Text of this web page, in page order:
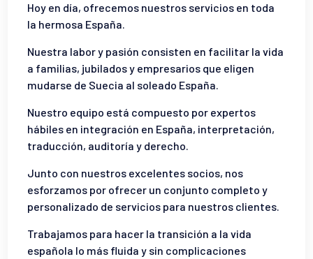
Hoy en día, ofrecemos nuestros servicios en toda
la hermosa España.
Nuestra labor y pasión consisten en facilitar la vida
a familias, jubilados y empresarios que eligen
mudarse de Suecia al soleado España.
Nuestro equipo está compuesto por expertos
hábiles en integración en España, interpretación,
traducción, auditoría y derecho.
Junto con nuestros excelentes socios, nos
esforzamos por ofrecer un conjunto completo y
personalizado de servicios para nuestros clientes.
Trabajamos para hacer la transición a la vida
española lo más fluida y sin complicaciones